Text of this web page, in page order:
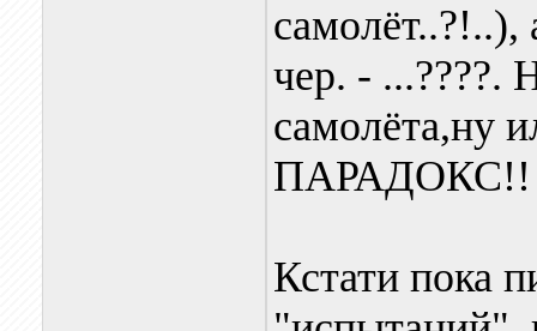
самолёт..?!..),
чер. - ...????.
самолёта,ну
ПАРАДОКС!!
Кстати пока